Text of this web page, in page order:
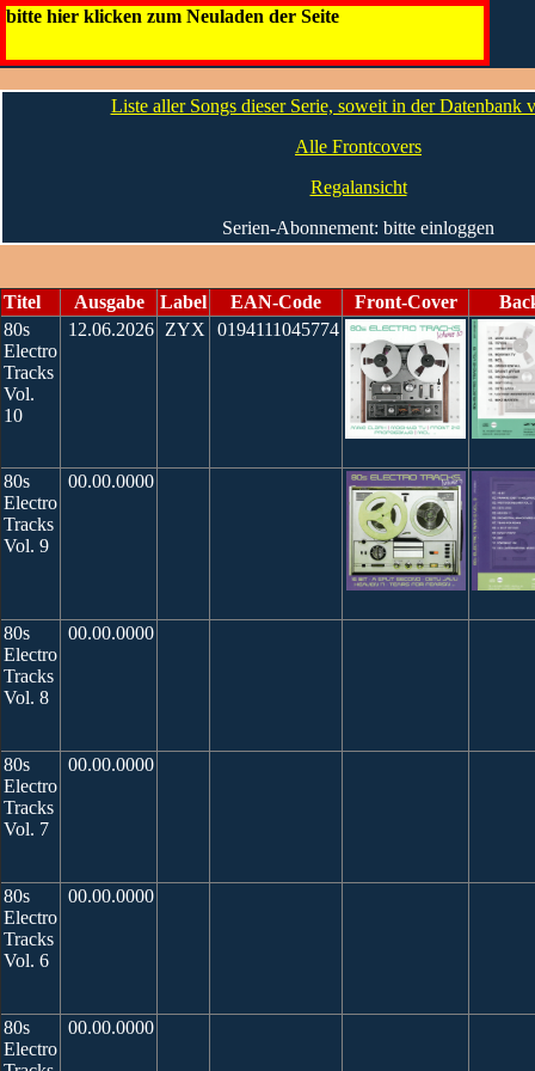
bitte hier klicken zum Neuladen der Seite
80s Electro Tracks
Liste aller Songs dieser Serie, soweit in der Datenbank
Alle Frontcovers
Regalansicht
Serien-Abonnement: bitte einloggen
Titel Ausgabe Label EAN-Code Front-Cover
80s
Electro
Tracks
Vol.
10
12.06.2026 ZYX 0194111045774
80s
Electro
Tracks
Vol. 9
00.00.0000
80s
Electro
Tracks
Vol. 8
00.00.0000
80s
Electro
Tracks
Vol. 7
00.00.0000
80s
Electro
Tracks
Vol. 6
00.00.0000
80s
Electro
00.00.0000